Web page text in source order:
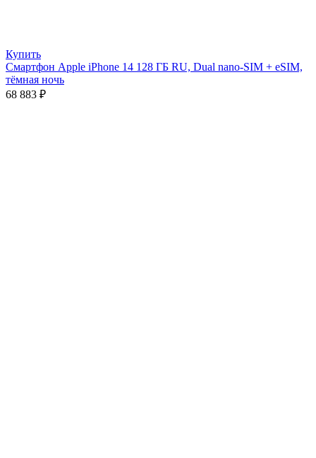
Купить
Смартфон Apple iPhone 14 128 ГБ RU, Dual nano-SIM + eSIM,
тёмная ночь
68 883 ₽